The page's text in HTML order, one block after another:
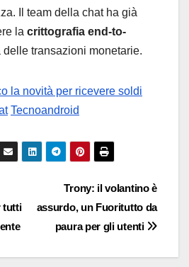
Il team della chat ha già
la crittografia end-to-
delle transazioni monetarie.
la novità per ricevere soldi
Tecnoandroid
Trony: il volantino è
assurdo, un Fuoritutto da
paura per gli utenti
tutti